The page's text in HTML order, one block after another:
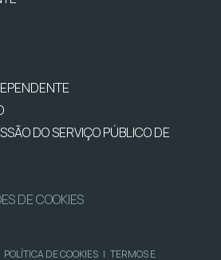
DO SERVIÇO PÚBLICO DE
DE COOKIES
POLÍTICA DE COOKIES | TERMOS E